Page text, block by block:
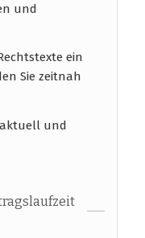
und
ein
Sie zeitnah
und